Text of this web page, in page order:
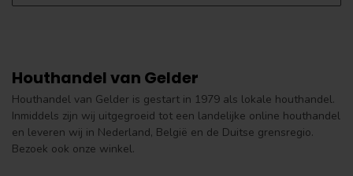
Houthandel van Gelder
Houthandel van Gelder is gestart in 1979 als lokale houthandel.
Inmiddels zijn wij uitgegroeid tot een landelijke online houthandel
en leveren wij in Nederland, België en de Duitse grensregio.
Bezoek ook onze winkel.